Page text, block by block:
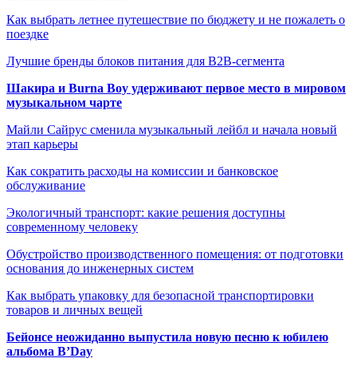
Как выбрать летнее путешествие по бюджету и не пожалеть о
поездке
Лучшие бренды блоков питания для B2B-сегмента
Шакира и Burna Boy удерживают первое место в мировом
музыкальном чарте
Майли Сайрус сменила музыкальный лейбл и начала новый
этап карьеры
Как сократить расходы на комиссии и банковское
обслуживание
Экологичный транспорт: какие решения доступны
современному человеку
Обустройство производственного помещения: от подготовки
основания до инженерных систем
Как выбрать упаковку для безопасной транспортировки
товаров и личных вещей
Бейонсе неожиданно выпустила новую песню к юбилею
альбома B’Day